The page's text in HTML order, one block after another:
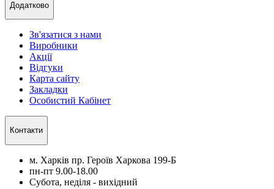
Додатково
Зв'язатися з нами
Виробники
Акції
Відгуки
Карта сайту
Закладки
Особистий Кабінет
Контакти
м. Харків пр. Героїв Харкова 199-Б
пн-пт 9.00-18.00
Субота, неділя - вихідний